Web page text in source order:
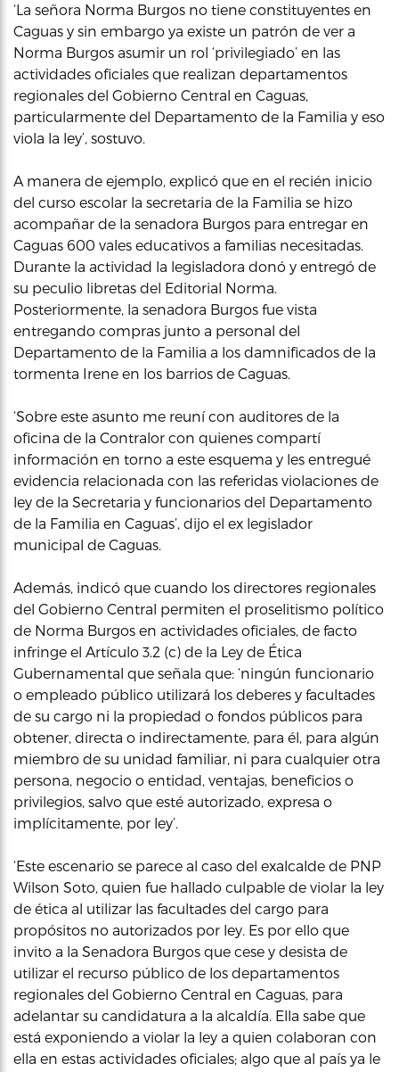
‘La señora Norma Burgos no tiene constituyentes en
Caguas y sin embargo ya existe un patrón de ver a
Norma Burgos asumir un rol ‘privilegiado’ en las
actividades oficiales que realizan departamentos
regionales del Gobierno Central en Caguas,
particularmente del Departamento de la Familia y eso
viola la ley’, sostuvo.
A manera de ejemplo, explicó que en el recién inicio
del curso escolar la secretaria de la Familia se hizo
acompañar de la senadora Burgos para entregar en
Caguas 600 vales educativos a familias necesitadas.
Durante la actividad la legisladora donó y entregó de
su peculio libretas del Editorial Norma.
Posteriormente, la senadora Burgos fue vista
entregando compras junto a personal del
Departamento de la Familia a los damnificados de la
tormenta Irene en los barrios de Caguas.
‘Sobre este asunto me reuní con auditores de la
oficina de la Contralor con quienes compartí
información en torno a este esquema y les entregué
evidencia relacionada con las referidas violaciones de
ley de la Secretaria y funcionarios del Departamento
de la Familia en Caguas’, dijo el ex legislador
municipal de Caguas.
Además, indicó que cuando los directores regionales
del Gobierno Central permiten el proselitismo político
de Norma Burgos en actividades oficiales, de facto
infringe el Artículo 3.2 (c) de la Ley de Ética
Gubernamental que señala que: ‘ningún funcionario
o empleado público utilizará los deberes y facultades
de su cargo ni la propiedad o fondos públicos para
obtener, directa o indirectamente, para él, para algún
miembro de su unidad familiar, ni para cualquier otra
persona, negocio o entidad, ventajas, beneficios o
privilegios, salvo que esté autorizado, expresa o
implícitamente, por ley’.
‘Este escenario se parece al caso del exalcalde de PNP
Wilson Soto, quien fue hallado culpable de violar la ley
de ética al utilizar las facultades del cargo para
propósitos no autorizados por ley. Es por ello que
invito a la Senadora Burgos que cese y desista de
utilizar el recurso público de los departamentos
regionales del Gobierno Central en Caguas, para
adelantar su candidatura a la alcaldía. Ella sabe que
está exponiendo a violar la ley a quien colaboran con
ella en estas actividades oficiales; algo que al país ya le